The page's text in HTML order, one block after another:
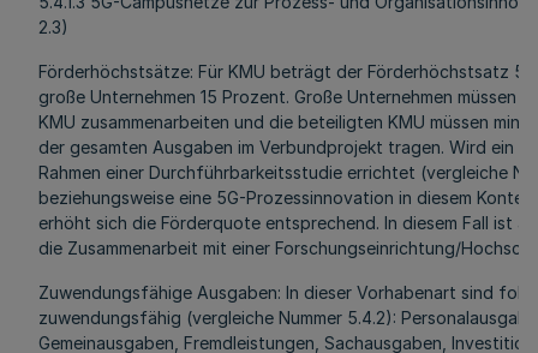
2.3)
Förderhöchstsätze: Für KMU beträgt der Förderhöchstsatz
große Unternehmen 15 Prozent. Große Unternehmen müssen
KMU zusammenarbeiten und die beteiligten KMU müssen
der gesamten Ausgaben im Verbundprojekt tragen. Wird ein
Rahmen einer Durchführbarkeitsstudie errichtet (vergleiche
beziehungsweise eine 5G-Prozessinnovation in diesem
erhöht sich die Förderquote entsprechend. In diesem Fall ist
die Zusammenarbeit mit einer Forschungseinrichtung/
Zuwendungsfähige Ausgaben: In dieser Vorhabenart sind
zuwendungsfähig (vergleiche Nummer 5.4.2):
Gemeinausgaben, Fremdleistungen, Sachausgaben,